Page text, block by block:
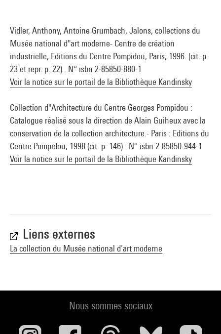
Vidler, Anthony, Antoine Grumbach, Jalons, collections du
Musée national d''art moderne- Centre de création
industrielle, Editions du Centre Pompidou, Paris, 1996. (cit. p.
23 et repr. p. 22) . N° isbn 2-85850-880-1
Voir la notice sur le portail de la Bibliothèque Kandinsky
Collection d''Architecture du Centre Georges Pompidou :
Catalogue réalisé sous la direction de Alain Guiheux avec la
conservation de la collection architecture.- Paris : Editions du
Centre Pompidou, 1998 (cit. p. 146) . N° isbn 2-85850-944-1
Voir la notice sur le portail de la Bibliothèque Kandinsky
Liens externes
La collection du Musée national d’art moderne
Nous sommes sociaux